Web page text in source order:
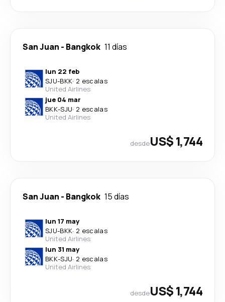
San Juan - Bangkok 11 días
lun 22 feb
SJU-BKK· 2 escalas
United Airlines
jue 04 mar
BKK-SJU· 2 escalas
United Airlines
desdeUS$ 1,744
San Juan - Bangkok 15 días
lun 17 may
SJU-BKK· 2 escalas
United Airlines
lun 31 may
BKK-SJU· 2 escalas
United Airlines
desdeUS$ 1,744